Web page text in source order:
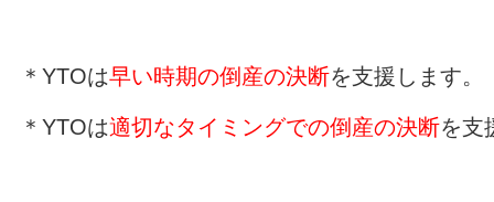
＊YTOは早い時期の倒産の決断を支援します。
＊YTOは適切なタイミングでの倒産の決断を支